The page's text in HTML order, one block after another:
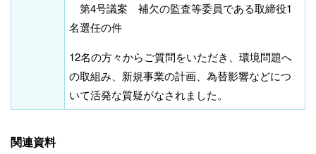
第4号議案 補欠の監査等委員である取締役1
名選任の件
12名の方々からご質問をいただき、環境問題へ
の取組み、新規事業の計画、為替影響などにつ
いて活発な質疑がなされました。
関連資料